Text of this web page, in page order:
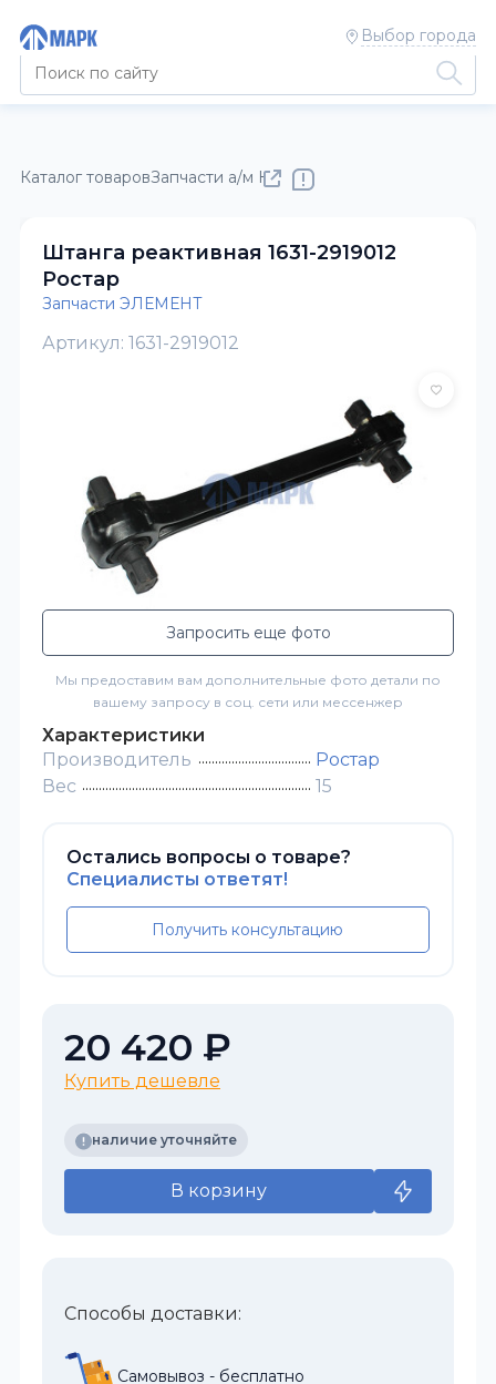
Выбор города
Каталог товаровЗапчасти а/м КАМАЗ
Штанга реактивная 1631-2919012
Ростар
Запчасти ЭЛЕМЕНТ
Артикул: 1631-2919012
Запросить еще фото
Мы предоставим вам дополнительные фото детали по
вашему запросу в соц. сети или мессенжер
Характеристики
Производитель
Ростар
Вес
15
Остались вопросы о товаре?
Специалисты ответят!
Получить консультацию
20 420 ₽
Купить дешевле
наличие уточняйте
В корзину
Способы доставки:
Самовывоз - бесплатно